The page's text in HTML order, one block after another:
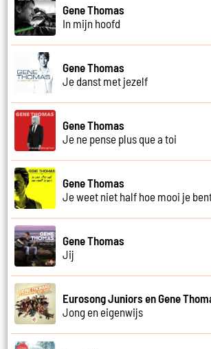
Gene Thomas
In mijn hoofd
Gene Thomas
Je danst met jezelf
Gene Thomas
Je ne pense plus que a toi
Gene Thomas
Je weet niet half hoe mooi je
Gene Thomas
Jij
Eurosong Juniors en Gene
Jong en eigenwijs